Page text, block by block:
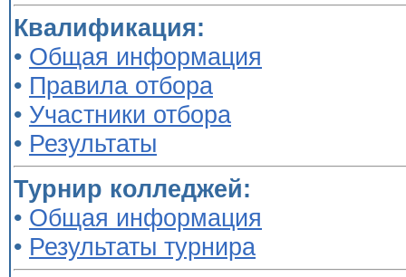
Квалификация:
• Общая информация
• Правила отбора
• Участники отбора
• Результаты
Турнир колледжей:
• Общая информация
• Результаты турнира